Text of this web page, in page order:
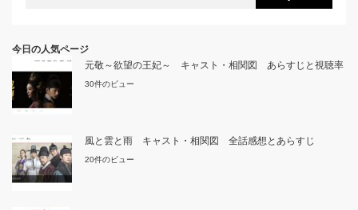
今日の人気ページ
元敬～欲望の王妃～ キャスト・相関図 あらすじと視聴率
30件のビュー
風と雲と雨 キャスト・相関図 全話感想とあらすじ
20件のビュー